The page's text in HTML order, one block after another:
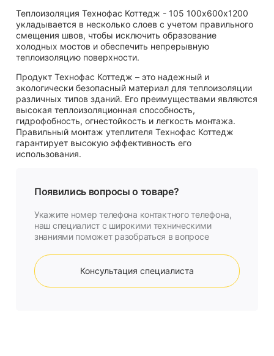
Теплоизоляция Технофас Коттедж - 105 100х600х1200
укладывается в несколько слоев с учетом правильного
смещения швов, чтобы исключить образование
холодных мостов и обеспечить непрерывную
теплоизоляцию поверхности.
Продукт Технофас Коттедж – это надежный и
экологически безопасный материал для теплоизоляции
различных типов зданий. Его преимуществами являются
высокая теплоизоляционная способность,
гидрофобность, огнестойкость и легкость монтажа.
Правильный монтаж утеплителя Технофас Коттедж
гарантирует высокую эффективность его
использования.
Появились вопросы о товаре?
Укажите номер телефона контактного телефона,
наш специалист с широкими техническими
знаниями поможет разобраться в вопросе
Консультация специалиста